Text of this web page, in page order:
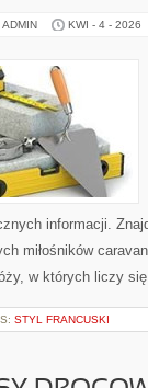
KWI - 4 - 2026
informacji.
miłośników
w których liczy
STYL FRANCUSKI